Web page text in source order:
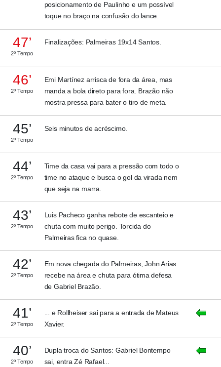
posicionamento de Paulinho e um possível
toque no braço na confusão do lance.
47’
2º Tempo
Finalizações: Palmeiras 19x14 Santos.
46’
2º Tempo
Emi Martínez arrisca de fora da área, mas
manda a bola direto para fora. Brazão não
mostra pressa para bater o tiro de meta.
45’
2º Tempo
Seis minutos de acréscimo.
44’
2º Tempo
Time da casa vai para a pressão com todo o
time no ataque e busca o gol da virada nem
que seja na marra.
43’
2º Tempo
Luis Pacheco ganha rebote de escanteio e
chuta com muito perigo. Torcida do
Palmeiras fica no quase.
42’
2º Tempo
Em nova chegada do Palmeiras, John Arias
recebe na área e chuta para ótima defesa
de Gabriel Brazão.
41’
2º Tempo
... e Rollheiser sai para a entrada de Mateus
Xavier.
40’
2º Tempo
Dupla troca do Santos: Gabriel Bontempo
sai, entra Zé Rafael...